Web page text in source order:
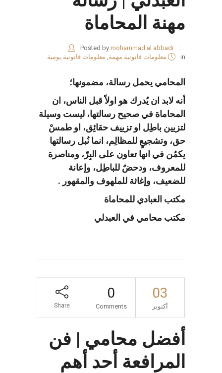
مهنة المحاماة
Posted by mohammad al abbadi
in
معلومات قانونية مهمة, معلومات قانونية يومية
المحامي يحمل رسالة، مضمونها؛
أنه لابد ان يُدرك هو اولاً قبل الناس، ان
المحاماة في صحيح رسالتها، ليست وسيلة
لتزيين باطِل او تزييف حقائِق، او طمسْ
حق، وتشجيعٍ للمظالِم، انما نُبل رسالتها
يكمُن في انها تعاون على البِرّ، ومناصرة
للمعروف، ودحضٌ للباطِل، وإعانة
للضعيف، وإغاثة للملهوف والمقهور .
مكتب العبادي للمحاماة
مكتب محامي في العبدلي
03
أكتوبر
0
Comments
Share
أفضل محامي | فن
المرافعة أحد أهم